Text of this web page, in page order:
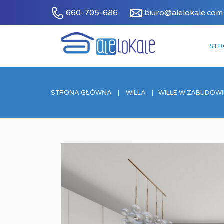
660-705-686 biuro@alelokale.com
STRONA GŁÓWNA WILLA WILLE W